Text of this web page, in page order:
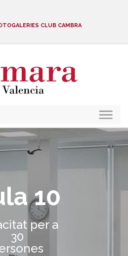
CLUB CAMBRA
10
per a
30